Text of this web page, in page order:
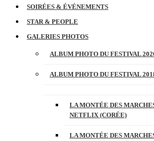
SOIRÉES & ÉVÉNEMENTS
STAR & PEOPLE
GALERIES PHOTOS
ALBUM PHOTO DU FESTIVAL
ALBUM PHOTO DU FESTIVAL
LA MONTÉE DES
NETFLIX (CORÉE)
LA MONTÉE DES